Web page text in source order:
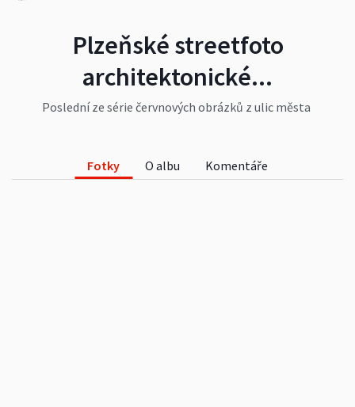
Plzeňské streetfoto
architektonické...
Poslední ze série červnových obrázků z ulic města
okolní domy...
Fotky O albu Komentáře